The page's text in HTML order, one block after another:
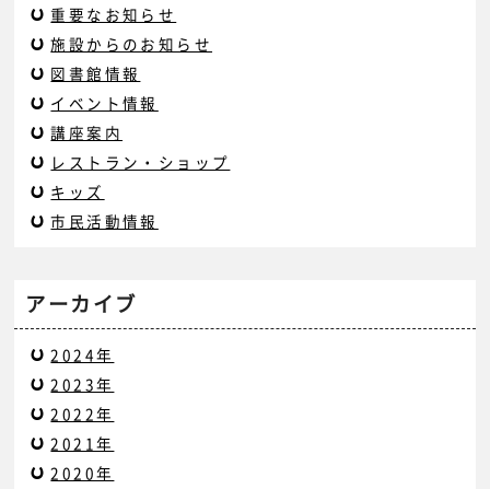
重要なお知らせ
施設からのお知らせ
図書館情報
イベント情報
講座案内
レストラン・ショップ
キッズ
市民活動情報
アーカイブ
2024年
2023年
2022年
2021年
2020年